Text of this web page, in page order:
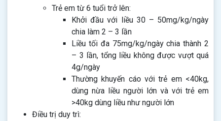
Trẻ em từ 6 tuổi trở lên:
Khởi đầu với liều 30 – 50mg/kg/ngày
chia làm 2 – 3 lần
Liều tối đa 75mg/kg/ngày chia thành 2
– 3 lần, tổng liều không được vượt quá
4g/ngày
Thường khuyến cáo với trẻ em <40kg,
dùng nừa liều người lớn và với trẻ em
>40kg dùng liều như người lớn
Điều trị duy trì: